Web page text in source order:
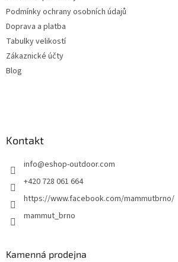
Podmínky ochrany osobních údajů
Doprava a platba
Tabulky velikostí
Zákaznické účty
Blog
Kontakt
info@eshop-outdoor.com
+420 728 061 664
https://www.facebook.com/mammutbrno/
mammut_brno
Kamenná prodejna